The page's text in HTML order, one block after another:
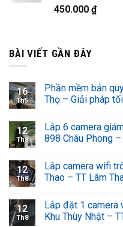
450.000 ₫
BÀI VIẾT GẦN ĐÂY
16
Th5
Phần mềm bản
Thọ – Giải pháp
12
Th8
Lắp 6 camera
898 Châu Phong
12
Th8
Lắp camera wifi
Thao – TT Lâm
12
Th8
Lắp đặt 1 camera
Khu Thùy Nhật –